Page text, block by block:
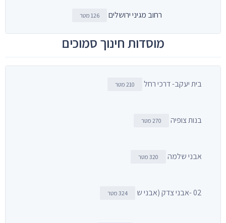
רחוב מגיני ירושלים 126 מטר
מוסדות חינוך סמוכים
בית יעקב- דרכי רחל 210 מטר
בנות צופיה 270 מטר
אבני שלמה 320 מטר
02 -אבני צדק (אבני ש 324 מטר